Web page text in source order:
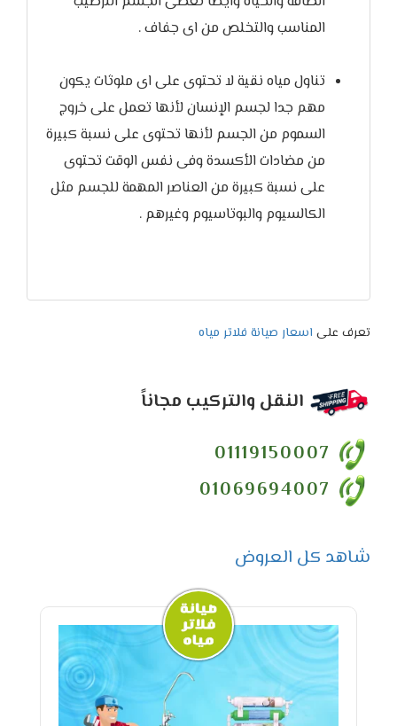
المناسب والتخلص من اى جفاف .
تناول مياه نقية لا تحتوى على اى ملوثات يكون
مهم جدا لجسم الإنسان لأنها تعمل على خروج
السموم من الجسم لأنها تحتوى على نسبة كبيرة
من مضادات الأكسدة وفى نفس الوقت تحتوى
على نسبة كبيرة من العناصر المهمة للجسم مثل
الكالسيوم والبوتاسيوم وغيرهم .
تعرف على اسعار صيانة فلاتر مياه
النقل والتركيب مجاناً
01119150007
01069694007
شاهد كل العروض